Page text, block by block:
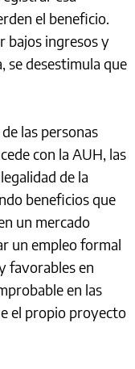
el beneficio.
bajos ingresos y
se desestimula que
las personas
con la AUH, las
de la
beneficios que
un mercado
un empleo formal
favorables en
en las
el propio proyecto